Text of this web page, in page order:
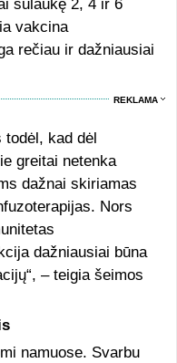
sulaukę 2, 4 ir 6
vakcina
rečiau ir dažniausiai
REKLAMA
kad dėl
greitai netenka
dažnai skiriamas
Nors
dažniausiai būna
– teigia šeimos
namuose. Svarbu